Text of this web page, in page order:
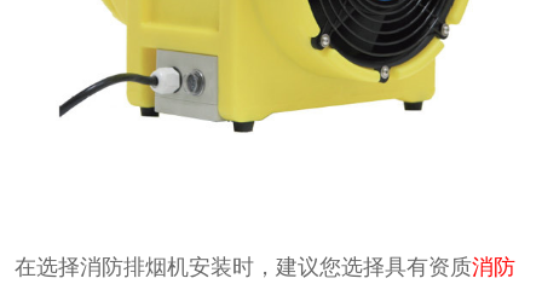
在选择消防排烟机安装时，建议您选择具有资质消防